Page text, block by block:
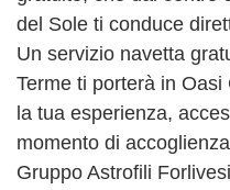
del Sole ti conduce
Un servizio navetta
Terme ti porterà in
la tua esperienza,
momento di
Gruppo Astrofili